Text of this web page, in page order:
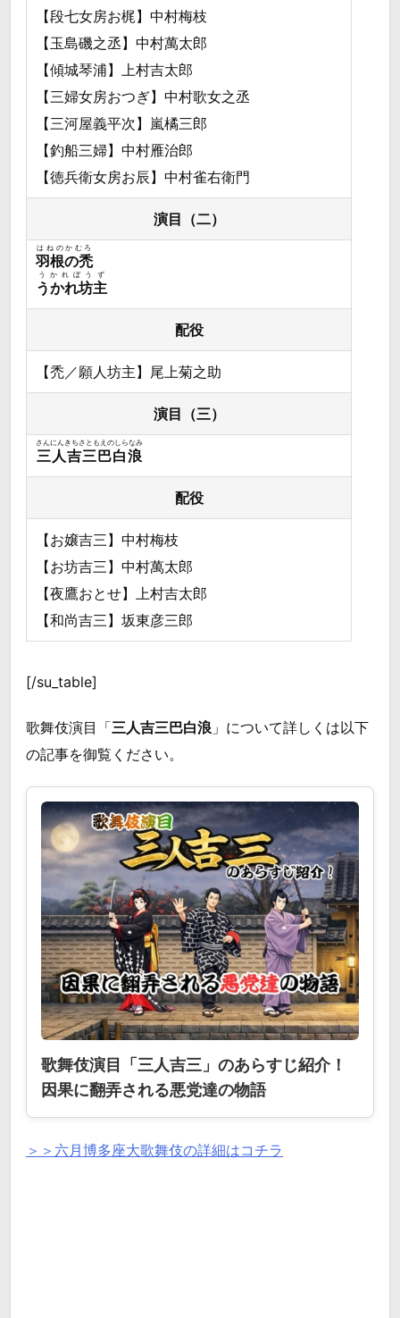
【段七女房お梶】中村梅枝
【玉島磯之丞】中村萬太郎
【傾城琴浦】上村吉太郎
【三婦女房おつぎ】中村歌女之丞
【三河屋義平次】嵐橘三郎
【釣船三婦】中村雁治郎
【徳兵衛女房お辰】中村雀右衛門
演目（二）
羽根の禿
はねのかむろ
うかれ坊主
うかれぼうず
配役
【禿／願人坊主】尾上菊之助
演目（三）
三人吉三巴白浪
さんにんきちさともえのしらなみ
配役
【お嬢吉三】中村梅枝
【お坊吉三】中村萬太郎
【夜鷹おとせ】上村吉太郎
【和尚吉三】坂東彦三郎
[/su_table]
歌舞伎演目「三人吉三巴白浪 」について詳しくは以下
の記事を御覧ください。
歌舞伎演目「三人吉三」のあらすじ紹介！
因果に翻弄される悪党達の物語
＞＞六月博多座大歌舞伎の詳細はコチラ